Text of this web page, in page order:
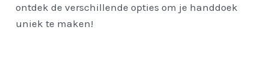
ontdek de verschillende opties om je handdoek
uniek te maken!